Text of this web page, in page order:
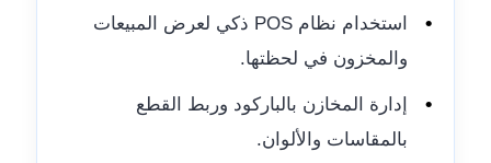
•
استخدام نظام POS ذكي لعرض المبيعات
والمخزون في لحظتها.
•
إدارة المخازن بالباركود وربط القطع
بالمقاسات والألوان.